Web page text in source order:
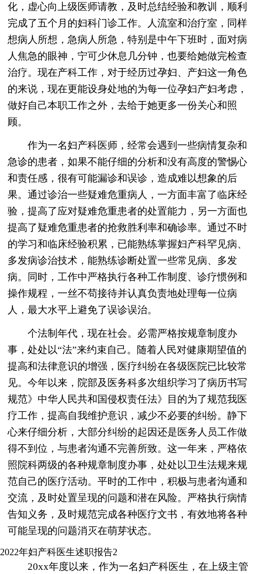
化，虚心向上级医师请教，及时总结经验和教训，顺利
完成了五个月的妇科门诊工作。人流室和治疗室，同样
想病人所想，急病人所急，特别是中午下班时，面对病
人焦急的眼神，宁可少休息几分钟，也要给她做完检查
治疗。现在产科工作，对于经历过孕妇、产妇这一角色
的来说，现在更能设身处地的为每一位孕妇产妇考虑，
做好自己本职工作之外，去给于她更多一份关心和照
顾。
作为一名妇产科医师，经常会遇到一些病情复杂和
急诊的患者，如果不能仔细的分析和没有高度的警惕心
和责任感，很有可能漏诊和误诊，造成难以想象的后
果。通过诊治一些疑难危重病人，一方面丰富了临床经
验，提高了应对疑难危重患者的处置能力，另一方面也
提高了疑难危重患者的抢救胜利率和确诊率。通过不时
的学习和临床经验积累，已能熟练掌握妇产科罕见病、
多发病诊治技术，能熟练诊断处置一些常见病、多发
病。同时，工作中严格执行各种工作制度、诊疗惯例和
操作规程，一丝不苟接待并认真负责地处理每一位病
人，最大水平上避免了误诊误治。
个法制年代，现在社会。必需严格按规章制度办
事，处处以“法”来约束自己。随着人民对健康期望值的
提高和法律意识的增强，医疗纠纷在各级医院已比较常
见。今年以来，院部及医务科多次组织学习了病历书写
规范》中华人民共和国侵权责任法》目的为了规范我医
疗工作，提高自我维护意识，减少不必要的纠纷。静下
心来仔细分析，大部分纠纷的起因还是医务人员工作做
得不到位，与患者沟通不完善所致。这一年来，严格依
照院科两级的各种规章制度办事，处处以卫生法规来规
范自己的医疗活动。平时的工作中，积极与患者沟通和
交流，及时处置呈现的问题和潜在风险。严格执行病情
告知义务，及时规范完成各种医疗文书，有效地将各种
可能呈现的问题消灭在萌芽状态。
2022年妇产科医生述职报告2
20xx年度以来，作为一名妇产科医生，在上级主管